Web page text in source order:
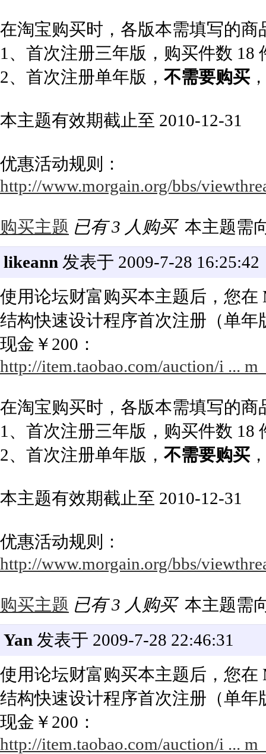
在淘宝购买时，各版本需填写的商
1、首次注册三年版，购买件数 18
2、首次注册单年版， 不需要购买
本主题有效期截止至 2010-12-31
优惠活动规则：
http://www.morgain.org/bbs/
购买主题 已有 3 人购买 本主题需
likeann 发表于 2009-7-28 16:25:42
使用论坛财富购买本主题后，您在
结构快速设计程序首次注册（单
现金￥200：
http://item.taobao.com/auction/i ...
在淘宝购买时，各版本需填写的商
1、首次注册三年版，购买件数 18
2、首次注册单年版， 不需要购买
本主题有效期截止至 2010-12-31
优惠活动规则：
http://www.morgain.org/bbs/
购买主题 已有 3 人购买 本主题需
Yan 发表于 2009-7-28 22:46:31
使用论坛财富购买本主题后，您在
结构快速设计程序首次注册（单
现金￥200：
http://item.taobao.com/auction/i ...